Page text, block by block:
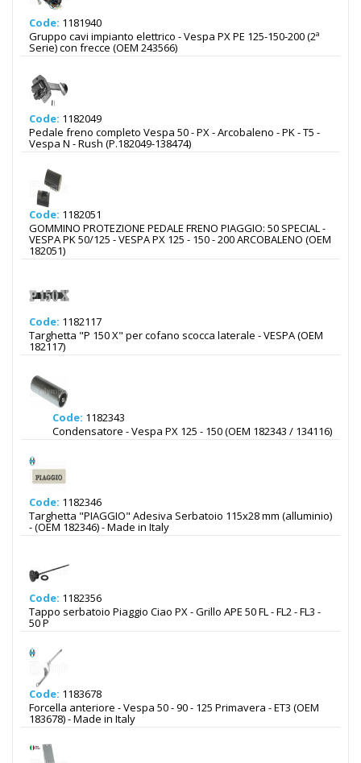
Code: 1181940
Gruppo cavi impianto elettrico - Vespa PX PE 125-150-200 (2ª
Serie) con frecce (OEM 243566)
Code: 1182049
Pedale freno completo Vespa 50 - PX - Arcobaleno - PK - T5 -
Vespa N - Rush (P.182049-138474)
Code: 1182051
GOMMINO PROTEZIONE PEDALE FRENO PIAGGIO: 50 SPECIAL -
VESPA PK 50/125 - VESPA PX 125 - 150 - 200 ARCOBALENO (OEM
182051)
Code: 1182117
Targhetta "P 150 X" per cofano scocca laterale - VESPA (OEM
182117)
Code: 1182343
Condensatore - Vespa PX 125 - 150 (OEM 182343 / 134116)
Code: 1182346
Targhetta "PIAGGIO" Adesiva Serbatoio 115x28 mm (alluminio)
- (OEM 182346) - Made in Italy
Code: 1182356
Tappo serbatoio Piaggio Ciao PX - Grillo APE 50 FL - FL2 - FL3 -
50 P
Code: 1183678
Forcella anteriore - Vespa 50 - 90 - 125 Primavera - ET3 (OEM
183678) - Made in Italy